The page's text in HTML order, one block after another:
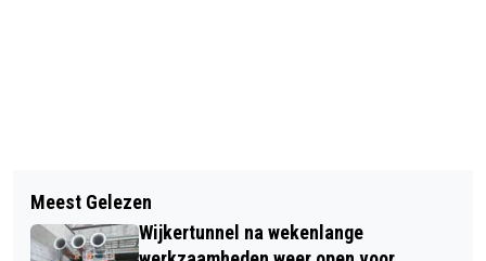
SPECIAL KIDS BIJ NUL251
DE DRIETEENSTRANDLOPER SPEELT
MET DE GOLVEN
Meest Gelezen
Wijkertunnel na wekenlange